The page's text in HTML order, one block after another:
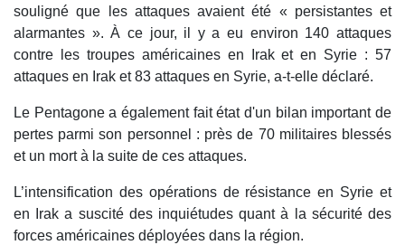
souligné que les attaques avaient été « persistantes et
alarmantes ». À ce jour, il y a eu environ 140 attaques
contre les troupes américaines en Irak et en Syrie : 57
attaques en Irak et 83 attaques en Syrie, a-t-elle déclaré.
Le Pentagone a également fait état d'un bilan important de
pertes parmi son personnel : près de 70 militaires blessés
et un mort à la suite de ces attaques.
L’intensification des opérations de résistance en Syrie et
en Irak a suscité des inquiétudes quant à la sécurité des
forces américaines déployées dans la région.